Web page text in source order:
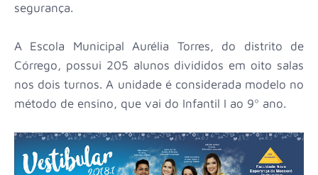
segurança.
A Escola Municipal Aurélia Torres, do distrito de
Córrego, possui 205 alunos divididos em oito salas
nos dois turnos. A unidade é considerada modelo no
método de ensino, que vai do Infantil I ao 9º ano.